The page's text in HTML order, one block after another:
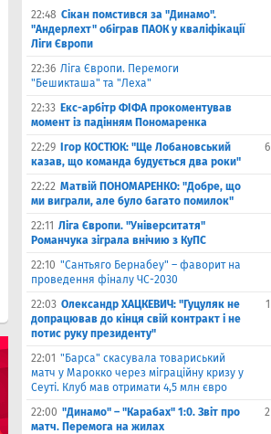
22:48 Сікан помстився за "Динамо".
"Андерлехт" обіграв ПАОК у кваліфікації
Ліги Європи
22:36 Ліга Європи. Перемоги
"Бешикташа" та "Леха"
22:33 Екс-арбітр ФІФА прокоментував
момент із падінням Пономаренка
22:29
Ігор КОСТЮК: "Ще Лобановський
казав, що команда будується два роки"
6
22:22 Матвій ПОНОМАРЕНКО: "Добре, що
ми виграли, але було багато помилок"
22:11 Ліга Європи. "Університатя"
Романчука зіграла внічию з КуПС
22:10 "Сантьяго Бернабеу" – фаворит на
проведення фіналу ЧС-2030
22:03 Олександр ХАЦКЕВИЧ: "Гуцуляк не
допрацював до кінця свій контракт і не
потис руку президенту"
1
22:01 "Барса" скасувала товариський
матч у Марокко через міграційну кризу у
Сеуті. Клуб мав отримати 4,5 млн євро
22:00 "Динамо" – "Карабах" 1:0. Звіт про
матч. Перемога на жилах
2